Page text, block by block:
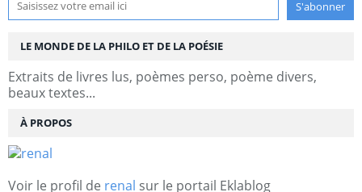
LE MONDE DE LA PHILO ET DE LA POÉSIE
Extraits de livres lus, poèmes perso, poème divers,
beaux textes...
À PROPOS
Voir le profil de renal sur le portail Eklablog